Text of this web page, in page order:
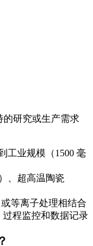
的研究或生产需求
工业规模（1500 毫
、超高温陶瓷
等离子处理相结合
过程监控和数据记录